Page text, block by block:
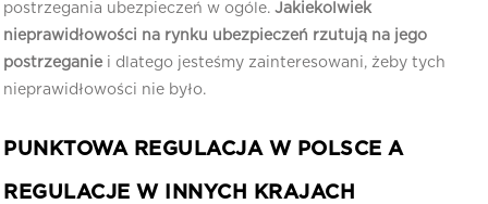
postrzegania ubezpieczeń w ogóle. Jakiekolwiek
nieprawidłowości na rynku ubezpieczeń rzutują na jego
postrzeganie i dlatego jesteśmy zainteresowani, żeby tych
nieprawidłowości nie było.
PUNKTOWA REGULACJA W POLSCE A
REGULACJE W INNYCH KRAJACH